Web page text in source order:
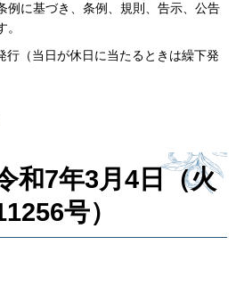
例に基づき、条例、規則、告示、公告
行（当日が休日に当たるときは繰下発
7年3月4日（火
号）